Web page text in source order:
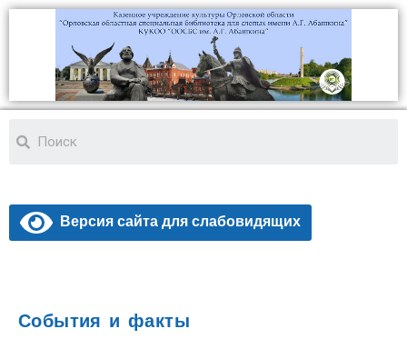
Версия сайта для слабовидящих
События и факты